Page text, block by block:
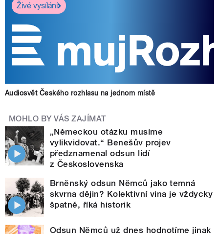
Živé vysílání
Audiosvět Českého rozhlasu na jednom místě
MOHLO BY VÁS ZAJÍMAT
„Německou otázku musíme
vylikvidovat.“ Benešův projev
předznamenal odsun lidí
z Československa
Brněnský odsun Němců jako temná
skvrna dějin? Kolektivní vina je vždycky
špatně, říká historik
Odsun Němců už dnes hodnotíme jinak